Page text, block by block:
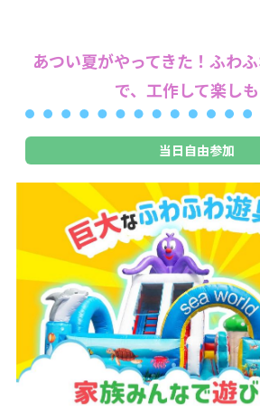
あつい夏がやってきた！ふわ
で、工作して楽しも
当日自由参加